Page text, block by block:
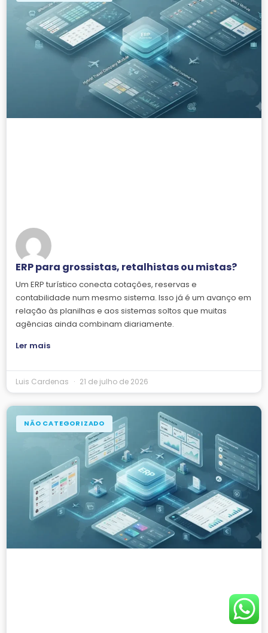
ERP para grossistas, retalhistas ou mistas?
Um ERP turístico conecta cotações, reservas e
contabilidade num mesmo sistema. Isso já é um avanço em
relação às planilhas e aos sistemas soltos que muitas
agências ainda combinam diariamente.
Ler mais
Luis Cardenas 21 de julho de 2026
NÃO CATEGORIZADO